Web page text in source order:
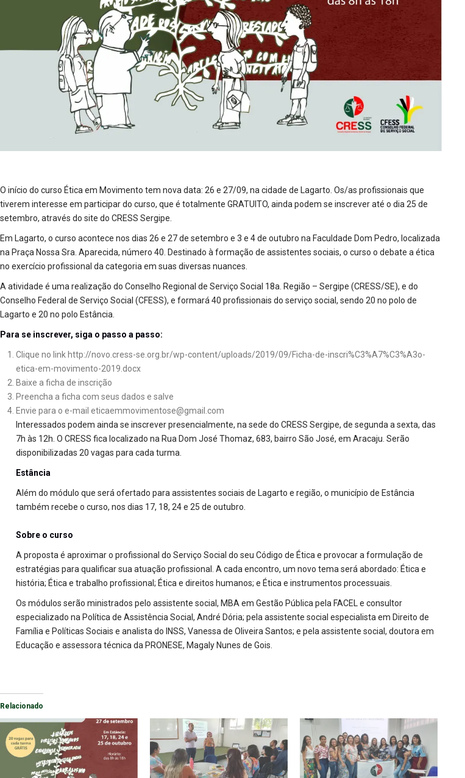
O início do curso Ética em Movimento tem nova data: 26 e 27/09, na cidade de Lagarto. Os/as profissionais que
tiverem interesse em participar do curso, que é totalmente GRATUITO, ainda podem se inscrever até o dia 25 de
setembro, através do site do CRESS Sergipe.
Em Lagarto, o curso acontece nos dias 26 e 27 de setembro e 3 e 4 de outubro na Faculdade Dom Pedro, localizada
na Praça Nossa Sra. Aparecida, número 40. Destinado à formação de assistentes sociais, o curso o debate a ética
no exercício profissional da categoria em suas diversas nuances.
A atividade é uma realização do Conselho Regional de Serviço Social 18a. Região – Sergipe (CRESS/SE), e do
Conselho Federal de Serviço Social (CFESS), e formará 40 profissionais do serviço social, sendo 20 no polo de
Lagarto e 20 no polo Estância.
Para se inscrever, siga o passo a passo:
Clique no link http://novo.cress-se.org.br/wp-content/uploads/2019/09/Ficha-de-inscri%C3%A7%C3%A3o-
etica-em-movimento-2019.docx
Baixe a ficha de inscrição
Preencha a ficha com seus dados e salve
Envie para o e-mail eticaemmovimentose@gmail.com
Interessados podem ainda se inscrever presencialmente, na sede do CRESS Sergipe, de segunda a sexta, das
7h às 12h. O CRESS fica localizado na Rua Dom José Thomaz, 683, bairro São José, em Aracaju. Serão
disponibilizadas 20 vagas para cada turma.
Estância
Além do módulo que será ofertado para assistentes sociais de Lagarto e região, o município de Estância
também recebe o curso, nos dias 17, 18, 24 e 25 de outubro.
Sobre o curso
A proposta é aproximar o profissional do Serviço Social do seu Código de Ética e provocar a formulação de
estratégias para qualificar sua atuação profissional. A cada encontro, um novo tema será abordado: Ética e
história; Ética e trabalho profissional; Ética e direitos humanos; e Ética e instrumentos processuais.
Os módulos serão ministrados pelo assistente social, MBA em Gestão Pública pela FACEL e consultor
especializado na Política de Assistência Social, André Dória; pela assistente social especialista em Direito de
Família e Políticas Sociais e analista do INSS, Vanessa de Oliveira Santos; e pela assistente social, doutora em
Educação e assessora técnica da PRONESE, Magaly Nunes de Gois.
Relacionado